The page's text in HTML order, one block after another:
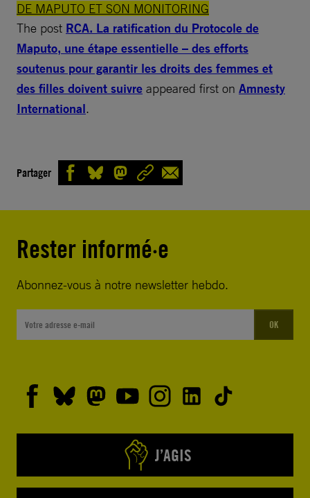
DE MAPUTO ET SON MONITORING
The post RCA. La ratification du Protocole de
Maputo, une étape essentielle – des efforts
soutenus pour garantir les droits des femmes et
des filles doivent suivre appeared first on Amnesty
International.
Partager
Rester informé·e
Abonnez-vous à notre newsletter hebdo.
OK
J’AGIS